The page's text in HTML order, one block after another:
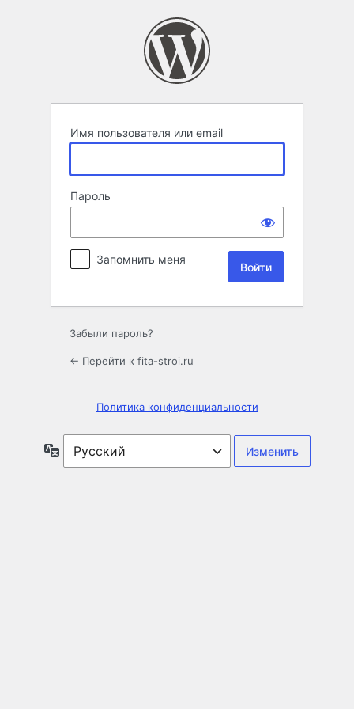
Имя пользователя или email
Пароль
Запомнить меня
Забыли пароль?
← Перейти к fita-stroi.ru
Политика конфиденциальности
Язык